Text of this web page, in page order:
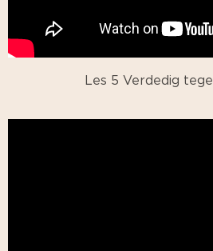
Les 5 Verdedig